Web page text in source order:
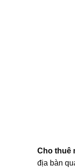
Cho thuê
địa bàn